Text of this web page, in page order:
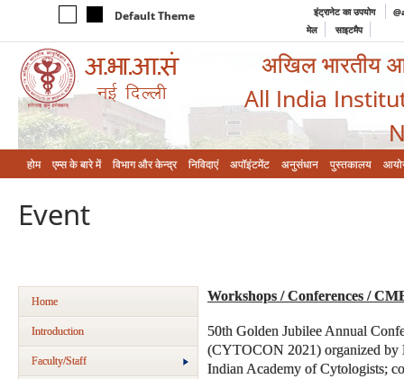
Default Theme इंट्रानेट का उपयोग
मेल
साइटमैप
अखिल भारतीय
All India
होम एम्‍स के बारे में विभाग और केन्‍द्र निविदाएं अपॉइंटमेंट अनुसंधान पुस्तकालय
Event
Home
Introduction
Faculty/Staff
Workshops / Conferences /
50th Golden Jubilee Annual
(CYTOCON 2021) organized by
Indian Academy of Cytologists;